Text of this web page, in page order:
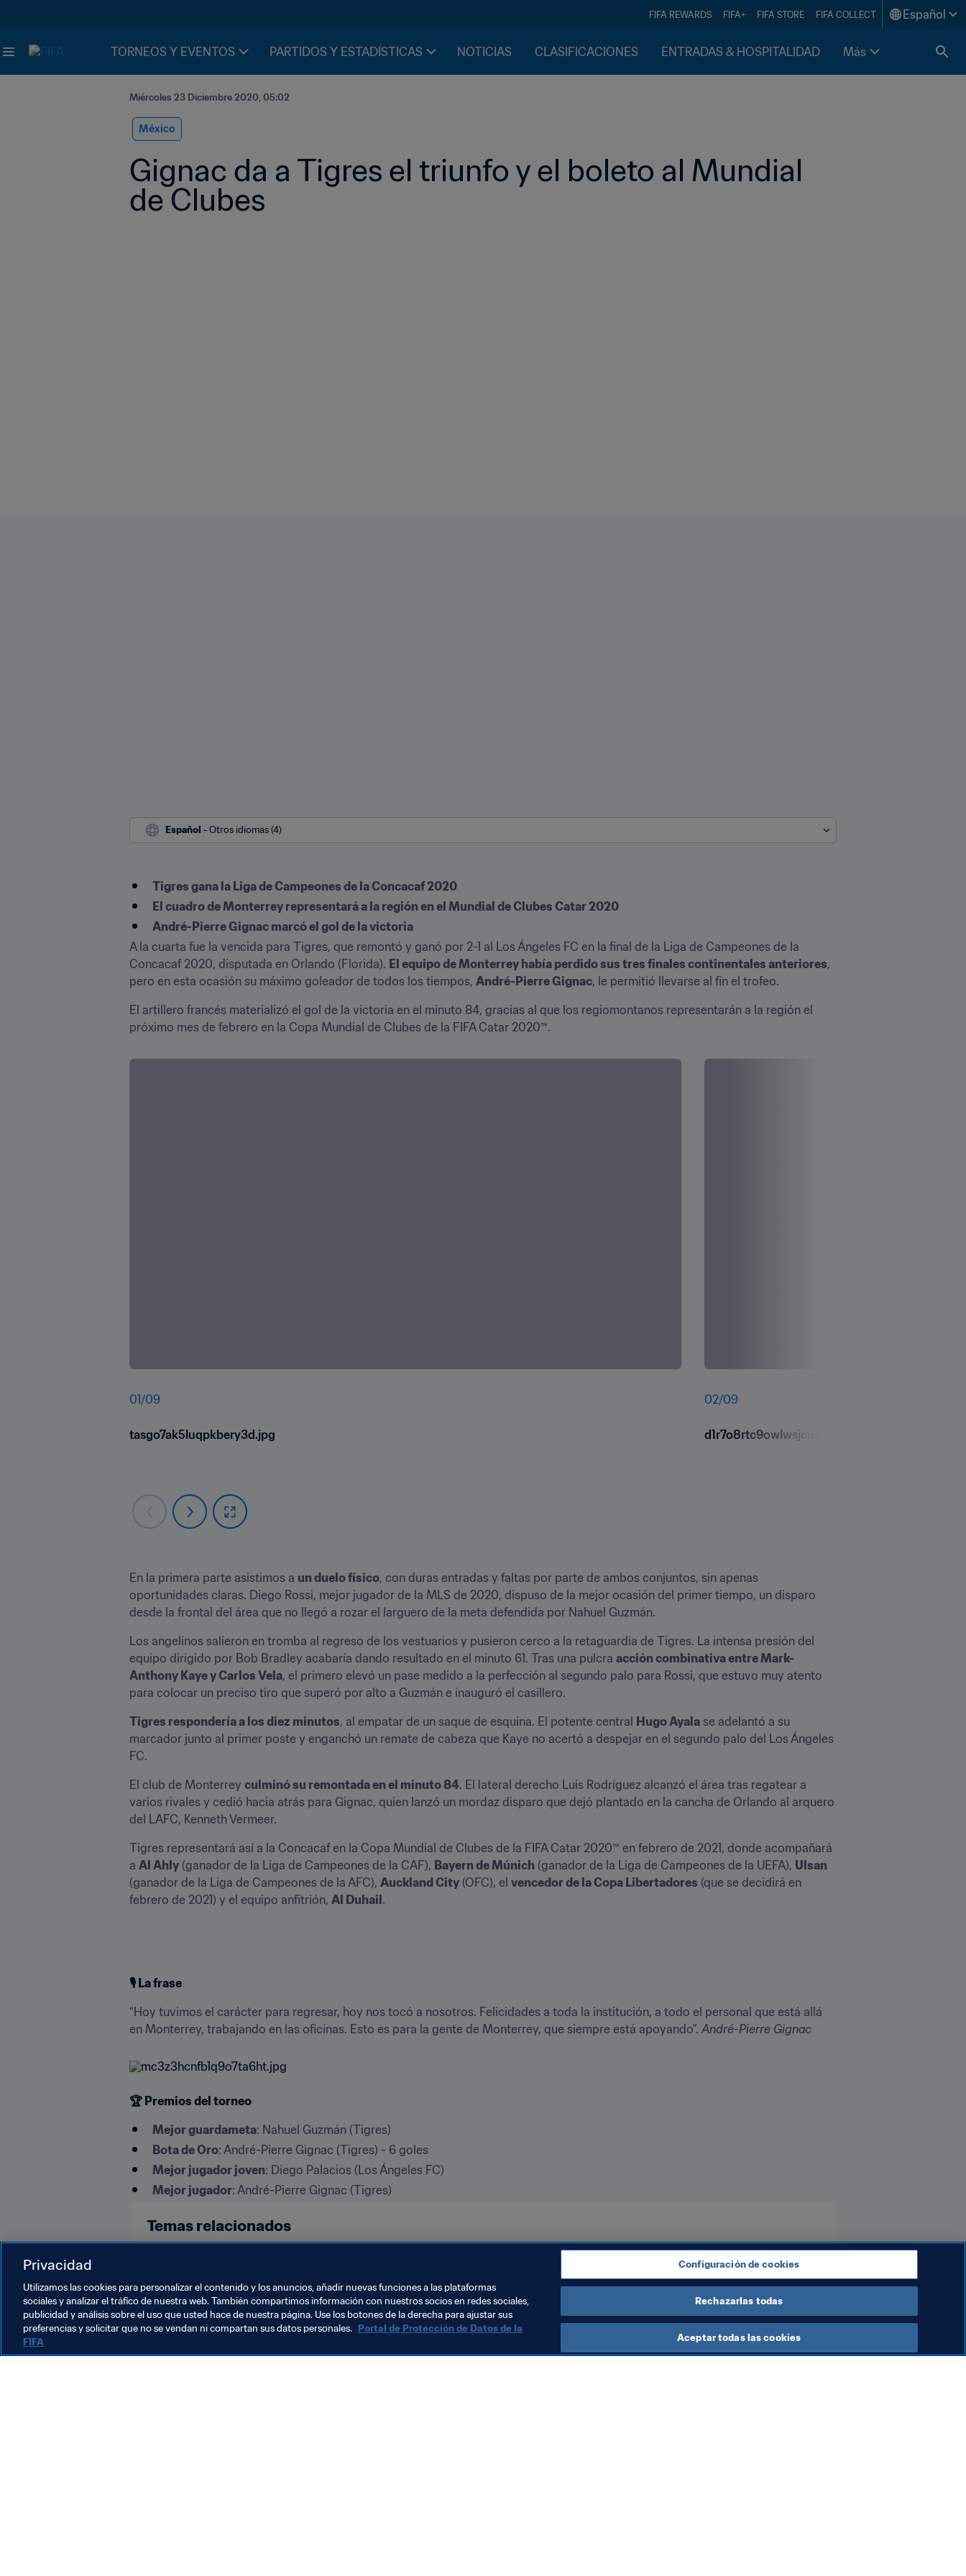
FIFA REWARDS FIFA+ FIFA STORE FIFA COLLECT Español
TORNEOS Y EVENTOS PARTIDOS Y ESTADÍSTICAS NOTICIAS CLASIFICACIONES ENTRADAS & HOSPITALIDAD Más
Miércoles 23 Diciembre 2020, 05:02
México
Gignac da a Tigres el triunfo y el boleto al Mundial
de Clubes
Español - Otros idiomas (4)
Tigres gana la Liga de Campeones de la Concacaf 2020
El cuadro de Monterrey representará a la región en el Mundial de Clubes Catar 2020
André-Pierre Gignac marcó el gol de la victoria
A la cuarta fue la vencida para Tigres, que remontó y ganó por 2-1 al Los Ángeles FC en la final de la Liga de Campeones de la
Concacaf 2020, disputada en Orlando (Florida). El equipo de Monterrey había perdido sus tres finales continentales anteriores,
pero en esta ocasión su máximo goleador de todos los tiempos, André-Pierre Gignac, le permitió llevarse al fin el trofeo.
El artillero francés materializó el gol de la victoria en el minuto 84, gracias al que los regiomontanos representarán a la región el
próximo mes de febrero en la Copa Mundial de Clubes de la FIFA Catar 2020™.
01/09
tasgo7ak5luqpkbery3d.jpg
02/09
d1r7o8rtc9owlwsjcusu.jpg
En la primera parte asistimos a un duelo físico, con duras entradas y faltas por parte de ambos conjuntos, sin apenas
oportunidades claras. Diego Rossi, mejor jugador de la MLS de 2020, dispuso de la mejor ocasión del primer tiempo, un disparo
desde la frontal del área que no llegó a rozar el larguero de la meta defendida por Nahuel Guzmán.
Los angelinos salieron en tromba al regreso de los vestuarios y pusieron cerco a la retaguardia de Tigres. La intensa presión del
equipo dirigido por Bob Bradley acabaría dando resultado en el minuto 61. Tras una pulcra acción combinativa entre Mark-
Anthony Kaye y Carlos Vela, el primero elevó un pase medido a la perfección al segundo palo para Rossi, que estuvo muy atento
para colocar un preciso tiro que superó por alto a Guzmán e inauguró el casillero.
Tigres respondería a los diez minutos, al empatar de un saque de esquina. El potente central Hugo Ayala se adelantó a su
marcador junto al primer poste y enganchó un remate de cabeza que Kaye no acertó a despejar en el segundo palo del Los Ángeles
FC.
El club de Monterrey culminó su remontada en el minuto 84. El lateral derecho Luis Rodríguez alcanzó el área tras regatear a
varios rivales y cedió hacia atrás para Gignac, quien lanzó un mordaz disparo que dejó plantado en la cancha de Orlando al arquero
del LAFC, Kenneth Vermeer.
Tigres representará así a la Concacaf en la Copa Mundial de Clubes de la FIFA Catar 2020™ en febrero de 2021, donde acompañará
a Al Ahly (ganador de la Liga de Campeones de la CAF), Bayern de Múnich (ganador de la Liga de Campeones de la UEFA), Ulsan
(ganador de la Liga de Campeones de la AFC), Auckland City (OFC), el vencedor de la Copa Libertadores (que se decidirá en
febrero de 2021) y el equipo anfitrión, Al Duhail .
🎙 La frase
“Hoy tuvimos el carácter para regresar, hoy nos tocó a nosotros. Felicidades a toda la institución, a todo el personal que está allá
en Monterrey, trabajando en las oficinas. Esto es para la gente de Monterrey, que siempre está apoyando”. André-Pierre Gignac
🏆 Premios del torneo
Mejor guardameta: Nahuel Guzmán (Tigres)
Bota de Oro: André-Pierre Gignac (Tigres) - 6 goles
Mejor jugador joven: Diego Palacios (Los Ángeles FC)
Mejor jugador: André-Pierre Gignac (Tigres)
Temas relacionados
Privacidad
Utilizamos las cookies para personalizar el contenido y los anuncios, añadir nuevas funciones a las plataformas
sociales y analizar el tráfico de nuestra web. También compartimos información con nuestros socios en redes sociales,
publicidad y análisis sobre el uso que usted hace de nuestra página. Use los botones de la derecha para ajustar sus
preferencias y solicitar que no se vendan ni compartan sus datos personales. Portal de Protección de Datos de la
FIFA
Configuración de cookies
Rechazarlas todas
Aceptar todas las cookies